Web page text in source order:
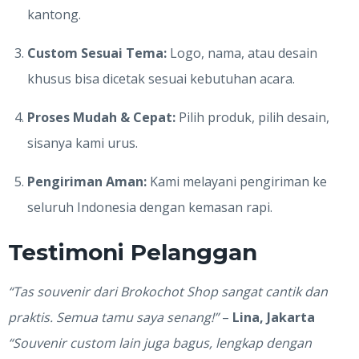
kantong.
Custom Sesuai Tema: Logo, nama, atau desain
khusus bisa dicetak sesuai kebutuhan acara.
Proses Mudah & Cepat: Pilih produk, pilih desain,
sisanya kami urus.
Pengiriman Aman: Kami melayani pengiriman ke
seluruh Indonesia dengan kemasan rapi.
Testimoni Pelanggan
“Tas souvenir dari Brokochot Shop sangat cantik dan
praktis. Semua tamu saya senang!”– Lina, Jakarta
“Souvenir custom lain juga bagus, lengkap dengan